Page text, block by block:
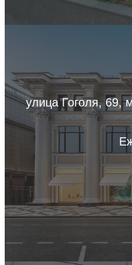
улица Гоголя, 69,